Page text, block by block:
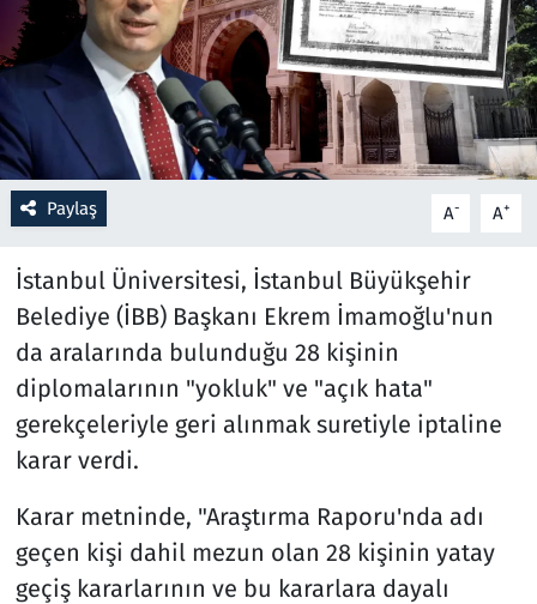
Paylaş A- A+
İstanbul Üniversitesi, İstanbul Büyükşehir
Belediye (İBB) Başkanı Ekrem İmamoğlu'nun
da aralarında bulunduğu 28 kişinin
diplomalarının "yokluk" ve "açık hata"
gerekçeleriyle geri alınmak suretiyle iptaline
karar verdi.
Karar metninde, "Araştırma Raporu'nda adı
geçen kişi dahil mezun olan 28 kişinin yatay
geçiş kararlarının ve bu kararlara dayalı
Resmi İlanlar
Rüya Tabirleri
Sağlık
Savunma Sanayi
Seçim 2023
Spor
Teknoloji ve Bilim
Televizyon